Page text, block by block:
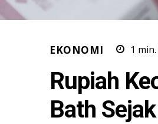
EKONOMI 1 min.
Rupiah
Bath